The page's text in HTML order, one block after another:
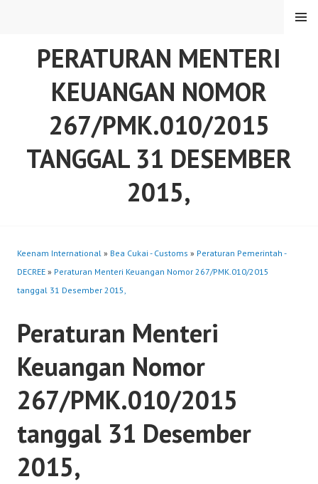
PERATURAN MENTERI
KEUANGAN NOMOR
267/PMK.010/2015
TANGGAL 31 DESEMBER
2015,
MENU
Keenam International » Bea Cukai - Customs » Peraturan Pemerintah -
DECREE » Peraturan Menteri Keuangan Nomor 267/PMK.010/2015
tanggal 31 Desember 2015,
Peraturan Menteri
Keuangan Nomor
267/PMK.010/2015
tanggal 31 Desember
2015,